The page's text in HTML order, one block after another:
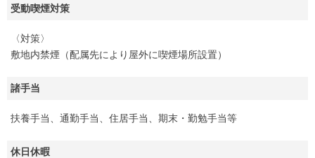
受動喫煙対策
〈対策〉
敷地内禁煙（配属先により屋外に喫煙場所設置）
諸手当
扶養手当、通勤手当、住居手当、期末・勤勉手当等
休日休暇